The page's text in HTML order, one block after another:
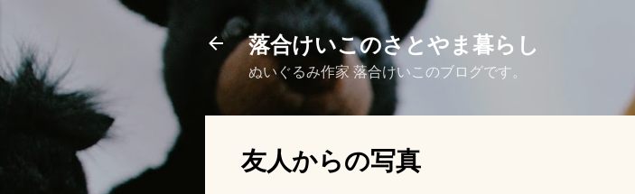
スキップしてメイン
落合けいこのさとやま暮らし
ぬいぐるみ作家 落合けいこのブログです。
友人からの写真